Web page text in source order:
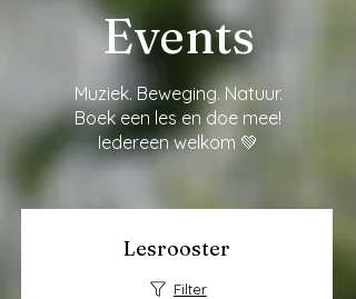
Events
Muziek. Beweging. Natuur.
Boek een les en doe mee!
Iedereen welkom 💚
Lesrooster
Filter